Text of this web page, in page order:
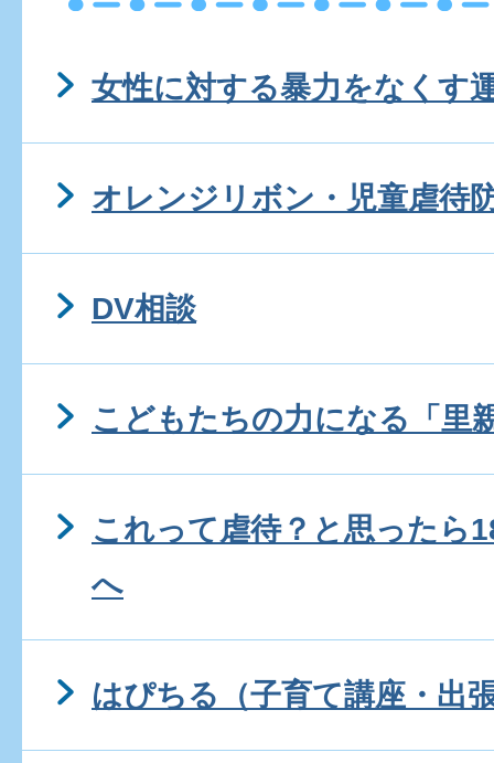
女性に対する暴力をなくす
オレンジリボン・児童虐待
DV相談
こどもたちの力になる「里
これって虐待？と思ったら
へ
はぴちる（子育て講座・出